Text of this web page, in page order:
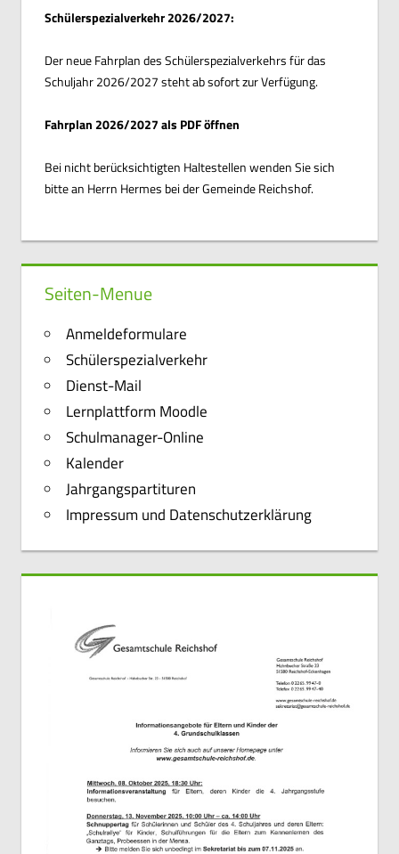
Schülerspezialverkehr 2026/2027:
Der neue Fahrplan des Schülerspezialverkehrs für das
Schuljahr 2026/2027 steht ab sofort zur Verfügung.
Fahrplan 2026/2027 als PDF öffnen
Bei nicht berücksichtigten Haltestellen wenden Sie sich
bitte an Herrn Hermes bei der Gemeinde Reichshof.
Seiten-Menue
Anmeldeformulare
Schülerspezialverkehr
Dienst-Mail
Lernplattform Moodle
Schulmanager-Online
Kalender
Jahrgangspartituren
Impressum und Datenschutzerklärung